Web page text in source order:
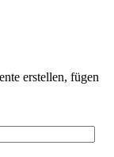
erstellen, fügen